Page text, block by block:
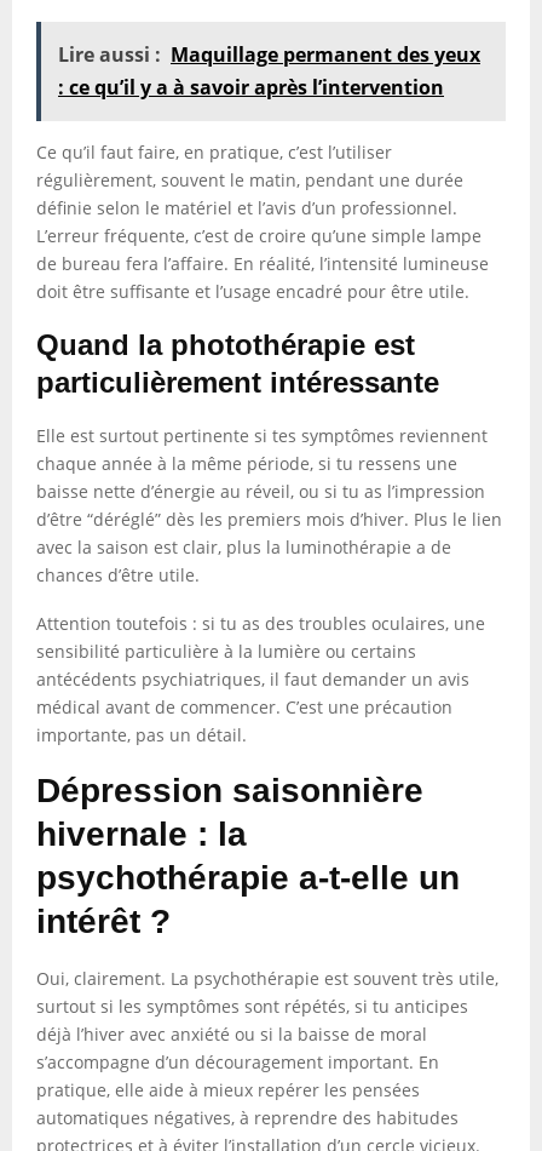
Lire aussi : Maquillage permanent des yeux
: ce qu’il y a à savoir après l’intervention
Ce qu’il faut faire, en pratique, c’est l’utiliser
régulièrement, souvent le matin, pendant une durée
définie selon le matériel et l’avis d’un professionnel.
L’erreur fréquente, c’est de croire qu’une simple lampe
de bureau fera l’affaire. En réalité, l’intensité lumineuse
doit être suffisante et l’usage encadré pour être utile.
Quand la photothérapie est
particulièrement intéressante
Elle est surtout pertinente si tes symptômes reviennent
chaque année à la même période, si tu ressens une
baisse nette d’énergie au réveil, ou si tu as l’impression
d’être “déréglé” dès les premiers mois d’hiver. Plus le lien
avec la saison est clair, plus la luminothérapie a de
chances d’être utile.
Attention toutefois : si tu as des troubles oculaires, une
sensibilité particulière à la lumière ou certains
antécédents psychiatriques, il faut demander un avis
médical avant de commencer. C’est une précaution
importante, pas un détail.
Dépression saisonnière
hivernale : la
psychothérapie a-t-elle un
intérêt ?
Oui, clairement. La psychothérapie est souvent très utile,
surtout si les symptômes sont répétés, si tu anticipes
déjà l’hiver avec anxiété ou si la baisse de moral
s’accompagne d’un découragement important. En
pratique, elle aide à mieux repérer les pensées
automatiques négatives, à reprendre des habitudes
protectrices et à éviter l’installation d’un cercle vicieux.